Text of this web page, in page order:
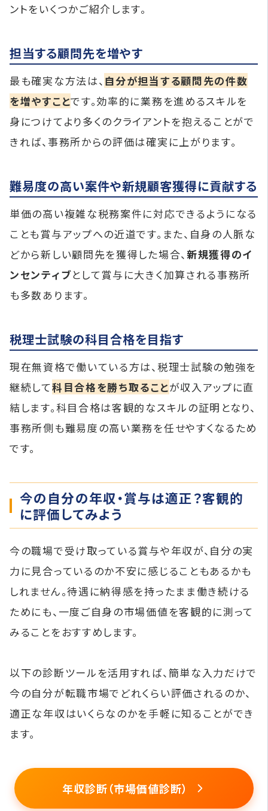
ントをいくつかご紹介します。
担当する顧問先を増やす
最も確実な方法は、 自分が担当する顧問先の件数
を増やすことです。効率的に業務を進めるスキルを
身につけてより多くのクライアントを抱えることがで
きれば、事務所からの評価は確実に上がります。
難易度の高い案件や新規顧客獲得に貢献する
単価の高い複雑な税務案件に対応できるようになる
ことも賞与アップへの近道です。また、自身の人脈な
どから新しい顧問先を獲得した場合、 新規獲得のイ
ンセンティブとして賞与に大きく加算される事務所
も多数あります。
税理士試験の科目合格を目指す
現在無資格で働いている方は、税理士試験の勉強を
継続して科目合格を勝ち取ることが収入アップに直
結します。科目合格は客観的なスキルの証明となり、
事務所側も難易度の高い業務を任せやすくなるため
です。
今の自分の年収・賞与は適正？客観的
に評価してみよう
今の職場で受け取っている賞与や年収が、自分の実
力に見合っているのか不安に感じることもあるかも
しれません。待遇に納得感を持ったまま働き続ける
ためにも、一度ご自身の市場価値を客観的に測って
みることをおすすめします。
以下の診断ツールを活用すれば、簡単な入力だけで
今の自分が転職市場でどれくらい評価されるのか、
適正な年収はいくらなのかを手軽に知ることができ
ます。
年収診断（市場価値診断）